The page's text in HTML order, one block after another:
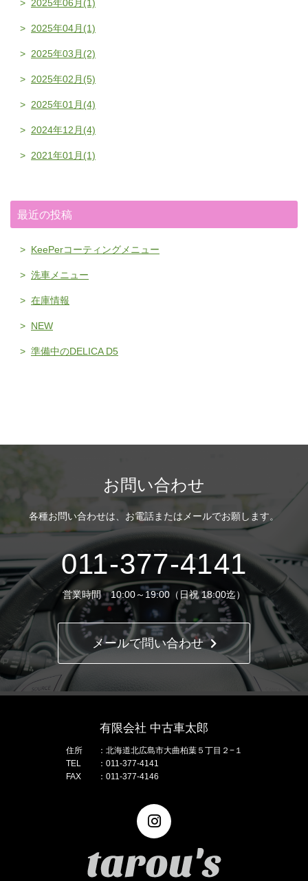
2025年06月(1)
2025年04月(1)
2025年03月(2)
2025年02月(5)
2025年01月(4)
2024年12月(4)
2021年01月(1)
最近の投稿
KeePerコーティングメニュー
洗車メニュー
在庫情報
NEW
準備中のDELICA D5
お問い合わせ
各種お問い合わせは、 お電話またはメールでお願します。
011-377-4141
営業時間 10:00～19:00（日祝 18:00迄）
メールで問い合わせ
有限会社 中古車太郎
住所
北海道北広島市大曲柏葉５丁目２−１
TEL
011-377-4141
FAX
011-377-4146